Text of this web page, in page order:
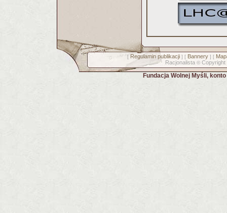
[ Regulamin publikacji] [ Bannery] [
Racjonalista © Copyright
Fundacja Wolnej Myśli,